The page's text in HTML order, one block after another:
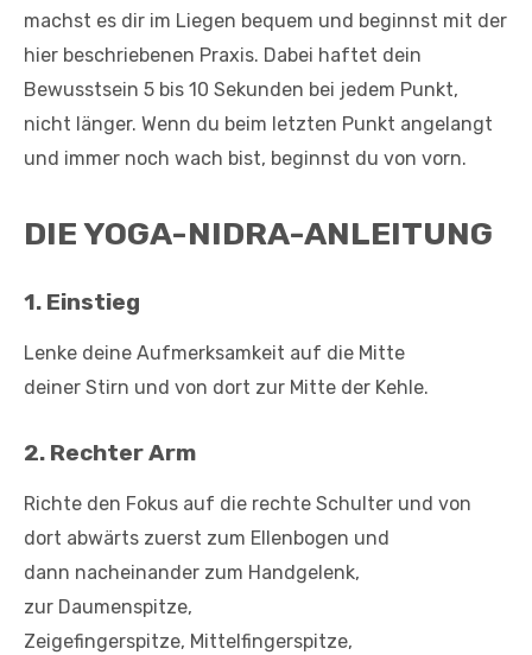
machst es dir im Liegen bequem und beginnst mit der
hier beschriebenen Praxis. Dabei haftet dein
Bewusstsein 5 bis 10 Sekunden bei jedem Punkt,
nicht länger. Wenn du beim letzten Punkt angelangt
und immer noch wach bist, beginnst du von vorn.
DIE YOGA-NIDRA-ANLEITUNG
1. Einstieg
Lenke deine Aufmerksamkeit auf die Mitte
deiner Stirn und von dort zur Mitte der Kehle.
2. Rechter Arm
Richte den Fokus auf die rechte Schulter und von
dort abwärts zuerst zum Ellenbogen und
dann nacheinander zum Handgelenk,
zur Daumenspitze,
Zeigefingerspitze, Mittelfingerspitze,